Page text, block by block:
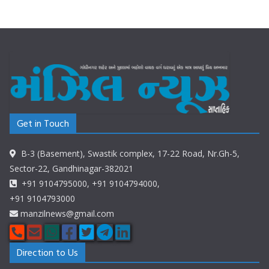
Get in Touch
B-3 (Basement), Swastik complex, 17-22 Road, Nr.Gh-5,
Sector-22, Gandhinagar-382021
+91 9104795000, +91 9104794000,
+91 9104793000
manzilnews@gmail.com
Direction to Us